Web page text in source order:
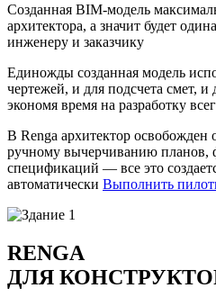
Созданная BIM-модель
архитектора, а значит будет
инженеру и заказчику
Единожды созданная модель
чертежей, и для подсчета смет, и
экономя время на разработку
В Renga архитектор
ручному вычерчиванию планов,
спецификаций — все это
автоматически Выполнить
RENGA
ДЛЯ